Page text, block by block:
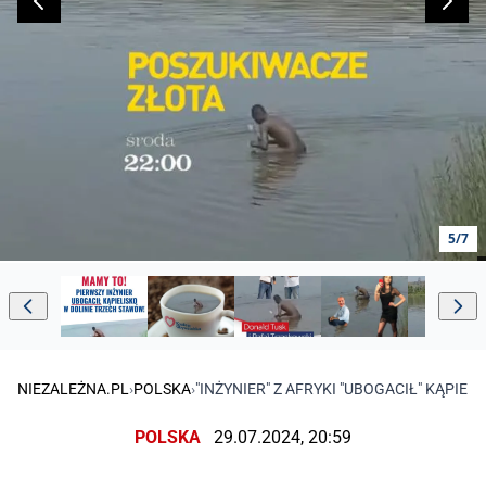
5/7
NIEZALEŻNA.PL›POLSKA›"INŻYNIER" Z AFRYKI "UBOGACIŁ"
POLSKA 29.07.2024, 20:59